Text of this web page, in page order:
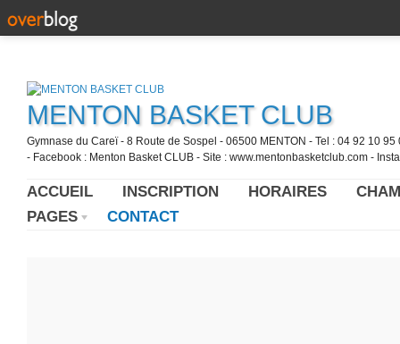
MENTON BASKET CLUB
Gymnase du Careï - 8 Route de Sospel - 06500 MENTON - Tel : 04 92 10
- Facebook : Menton Basket CLUB - Site : www.mentonbasketclub.com -
ACCUEIL INSCRIPTION HORAIRES
PAGES
CONTACT